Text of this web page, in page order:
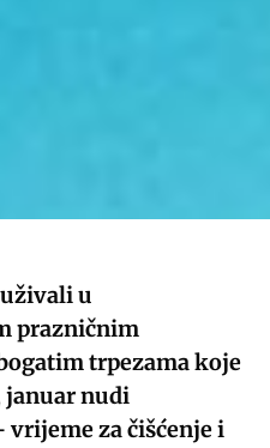
u
prazničnim
trpezama koje
januar nudi
vrijeme za čišćenje i